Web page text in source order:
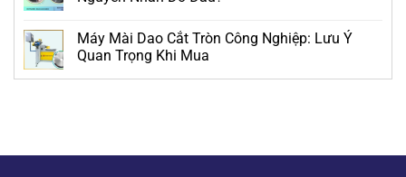
Máy Mài Dao Cắt Tròn Công Nghiệp: Lưu Ý
Quan Trọng Khi Mua